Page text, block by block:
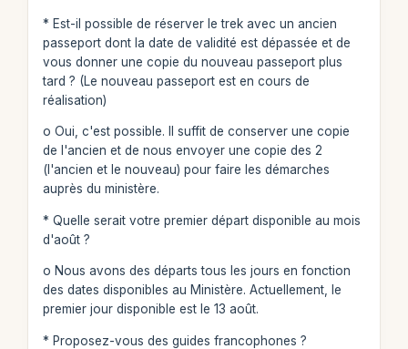
* Est-il possible de réserver le trek avec un ancien
passeport dont la date de validité est dépassée et de
vous donner une copie du nouveau passeport plus
tard ? (Le nouveau passeport est en cours de
réalisation)
o Oui, c'est possible. Il suffit de conserver une copie
de l'ancien et de nous envoyer une copie des 2
(l'ancien et le nouveau) pour faire les démarches
auprès du ministère.
* Quelle serait votre premier départ disponible au mois
d'août ?
o Nous avons des départs tous les jours en fonction
des dates disponibles au Ministère. Actuellement, le
premier jour disponible est le 13 août.
* Proposez-vous des guides francophones ?